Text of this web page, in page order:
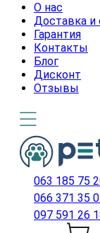
О нас
Доставка и
Гарантия
Контакты
Блог
Дисконт
Отзывы
063 185 75
066 371 35
097 591 26